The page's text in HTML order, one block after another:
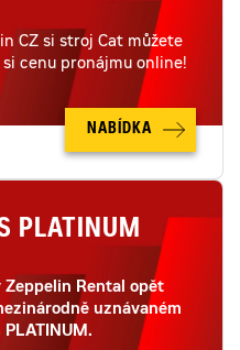
CZ si stroj Cat můžete
cenu pronájmu online!
NABÍDKA
PLATINUM
Rental opět
uznávaném